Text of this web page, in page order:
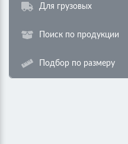
Для грузовых
Поиск по продукции
Подбор по размеру